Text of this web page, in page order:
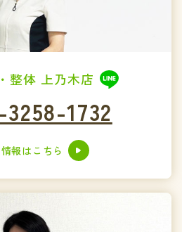
整体 上乃木店
1732
報はこちら